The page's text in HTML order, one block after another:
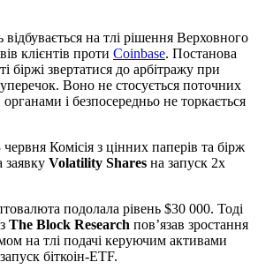
на тлі рішення Верховного
клієнтів проти Coinbase. Постанова
біржі звертатися до арбітражу при
Воно не стосується поточних
і безпосередньо не торкається
червня Комісія з цінних паперів та бірж
заявку Volatility Shares на запуск 2x
подолала рівень $30 000. Тоді
The Block Research пов’язав зростання
на тлі подачі керуючим активами
біткоін-ETF.